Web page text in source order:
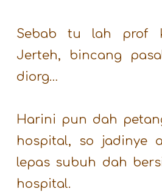
Sebab tu lah prof
Jerteh, bincang
diorg…
Harini pun dah
hospital, so jadinye
lepas subuh dah
hospital.